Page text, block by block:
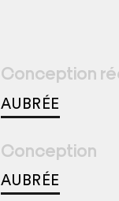
Conception
AUBRÉE
Conception
AUBRÉE